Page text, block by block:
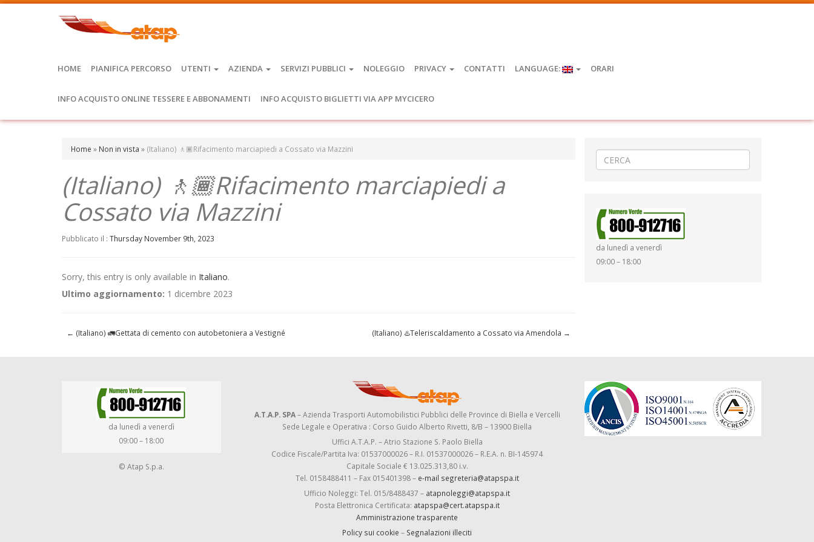
HOME PIANIFICA PERCORSO UTENTI AZIENDA SERVIZI PUBBLICI NOLEGGIO PRIVACY CONTATTI LANGUAGE: ORARI
INFO ACQUISTO ONLINE TESSERE E ABBONAMENTI INFO ACQUISTO BIGLIETTI VIA APP MYCICERO
Home » Non in vista » (Italiano) 🚶🏾Rifacimento marciapiedi a Cossato via Mazzini
(Italiano) 🚶🏾Rifacimento marciapiedi a
Cossato via Mazzini
Pubblicato il : Thursday November 9th, 2023
Sorry, this entry is only available in Italiano.
Ultimo aggiornamento: 1 dicembre 2023
← (Italiano) 🚛Gettata di cemento con autobetoniera a Vestigné (Italiano) ♨️Teleriscaldamento a Cossato via Amendola →
da lunedì a venerdì
09:00 – 18:00
da lunedì a venerdì
09:00 – 18:00
© Atap S.p.a.
A.T.A.P. SPA– Azienda Trasporti Automobilistici Pubblici delle Province di Biella e Vercelli
Sede Legale e Operativa : Corso Guido Alberto Rivetti, 8/B – 13900 Biella
Uffici A.T.A.P. – Atrio Stazione S. Paolo Biella
Codice Fiscale/Partita Iva: 01537000026 – R.I. 01537000026 – R.E.A. n. BI-145974
Capitale Sociale € 13.025.313,80 i.v.
Tel. 0158488411 – Fax 015401398 – e-mail segreteria@atapspa.it
Ufficio Noleggi: Tel. 015/8488437 – atapnoleggi@atapspa.it
Posta Elettronica Certificata: atapspa@cert.atapspa.it
Amministrazione trasparente
Policy sui cookie – Segnalazioni illeciti